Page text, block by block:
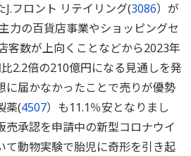
フロント リテイリング(3086）が
力の百貨店事業やショッピングセ
客数が上向くことなどから2023年
2.2倍の210億円になる見通しを発
に届かなかったことで売りが優勢
薬(4507）も11.1％安となりまし
売承認を申請中の新型コロナウイ
て動物実験で胎児に奇形を引き起